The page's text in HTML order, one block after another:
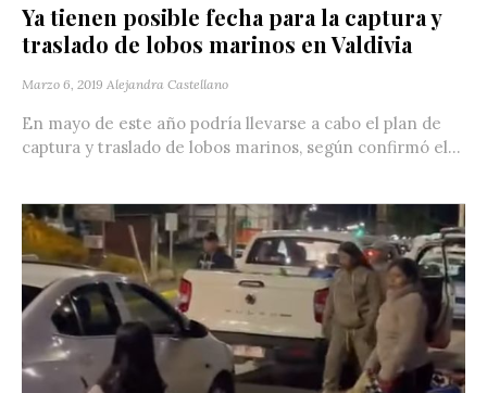
Ya tienen posible fecha para la captura y
traslado de lobos marinos en Valdivia
Marzo 6, 2019 Alejandra Castellano
En mayo de este año podría llevarse a cabo el plan de
captura y traslado de lobos marinos, según confirmó el...